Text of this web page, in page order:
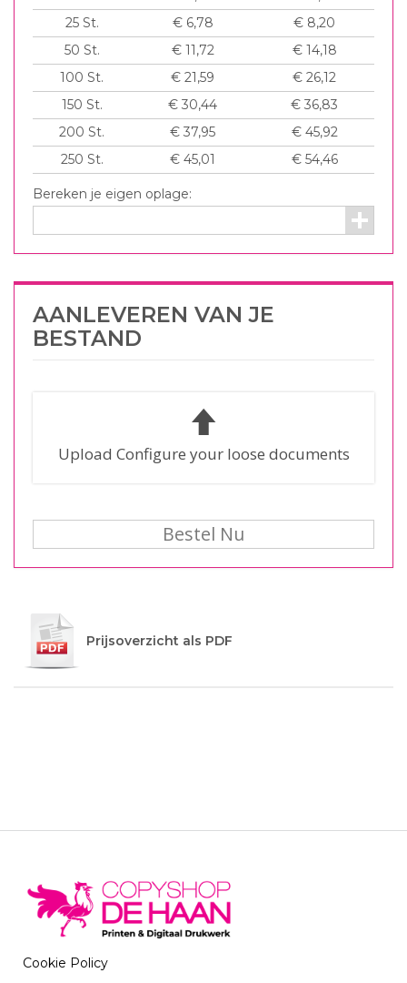
25St. € 6,78
€ 8,20
50 St. € 11,72
€ 14,18
100 St. € 21,59
€ 26,12
150 St. € 30,44
€ 36,83
200 St. € 37,95
€ 45,92
250 St. € 45,01 € 54,46
Bereken je eigen oplage:
AANLEVEREN VAN JE
BESTAND
Upload Configure your loose documents
Bestel Nu
Prijsoverzicht als PDF
Cookie Policy